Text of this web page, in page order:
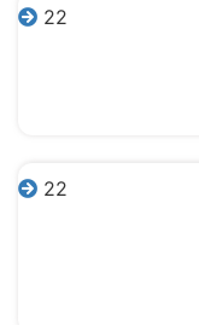
22
22